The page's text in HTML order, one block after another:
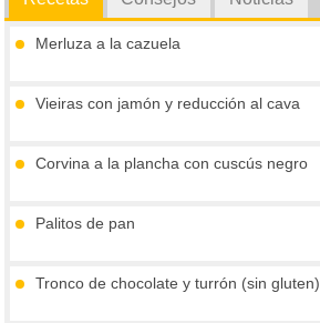
Merluza a la cazuela
Vieiras con jamón y reducción al cava
Corvina a la plancha con cuscús negro
Palitos de pan
Tronco de chocolate y turrón (sin gluten)